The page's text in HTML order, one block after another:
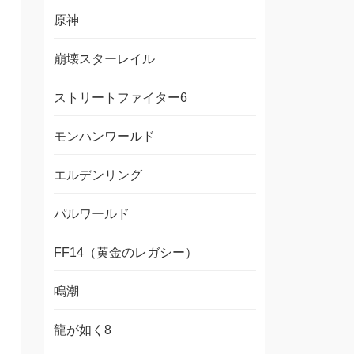
原神
崩壊スターレイル
ストリートファイター6
モンハンワールド
エルデンリング
パルワールド
FF14（黄金のレガシー）
鳴潮
龍が如く8